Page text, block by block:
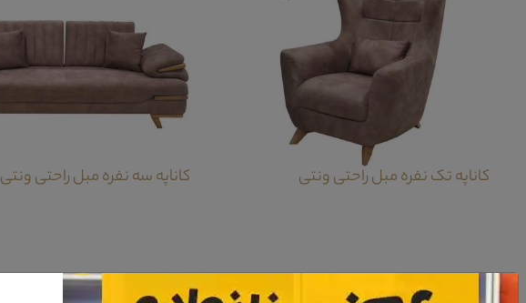
کاناپه تک نفره مبل راحتی ونتی کاناپه سه نفره مبل راحتی ونتی